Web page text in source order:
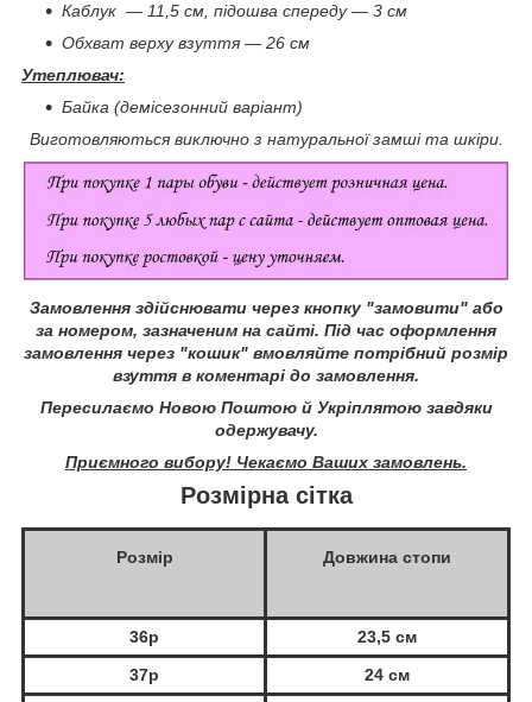
Каблук ― 11,5 см, підошва спереду — 3 см
Обхват верху взуття — 26 см
Утеплювач:
Байка (демісезонний варіант)
Виготовляються виключно з натуральної замші та шкіри.
Замовлення здійснювати через кнопку "замовити" або
за номером, зазначеним на сайті. Під час оформлення
замовлення через "кошик" вмовляйте потрібний розмір
взуття в коментарі до замовлення.
Пересилаємо Новою Поштою й Укріплятою завдяки
одержувачу.
Приємного вибору! Чекаємо Ваших замовлень.
Розмір Довжина стопи
Розмірна сітка
36р
23,5 см
37р
24 см